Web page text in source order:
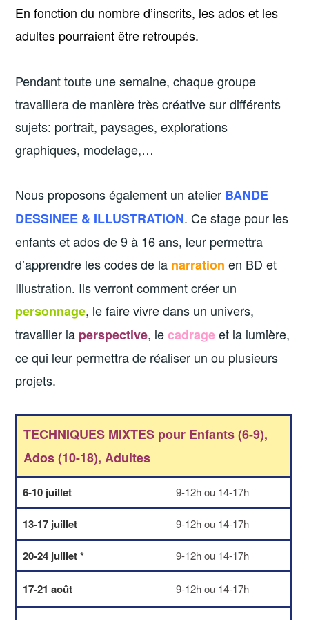
En fonction du nombre d’inscrits, les ados et les
adultes pourraient être retroupés.
Pendant toute une semaine, chaque groupe
travaillera de manière très créative sur différents
sujets: portrait, paysages, explorations
graphiques, modelage,…
Nous proposons également un atelier BANDE
DESSINEE & ILLUSTRATION. Ce stage pour les
enfants et ados de 9 à 16 ans, leur permettra
d’apprendre les codes de la narration en BD et
Illustration. Ils verront commentcréer un
personnage, le faire vivre dans un univers,
travailler la perspective, lecadrageet la lumière,
ce qui leur permettrade réaliser un ou plusieurs
projets.
TECHNIQUES MIXTES pour Enfants (6-9),
Ados (10-18), Adultes
6-10 juillet 9-12h ou 14-17h
13-17 juillet 9-12h ou 14-17h
20-24 juillet * 9-12h ou 14-17h
17-21 août 9-12h ou 14-17h